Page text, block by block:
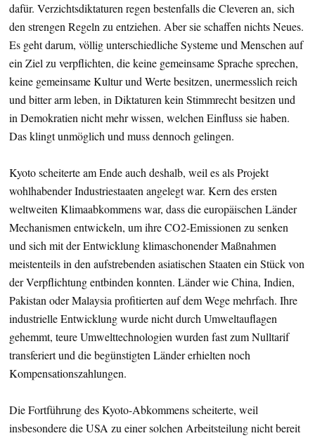
dafür. Verzichtsdiktaturen regen bestenfalls die Cleveren an, sich
den strengen Regeln zu entziehen. Aber sie schaffen nichts Neues.
Es geht darum, völlig unterschiedliche Systeme und Menschen auf
ein Ziel zu verpflichten, die keine gemeinsame Sprache sprechen,
keine gemeinsame Kultur und Werte besitzen, unermesslich reich
und bitter arm leben, in Diktaturen kein Stimmrecht besitzen und
in Demokratien nicht mehr wissen, welchen Einfluss sie haben.
Das klingt unmöglich und muss dennoch gelingen.
Kyoto scheiterte am Ende auch deshalb, weil es als Projekt
wohlhabender Industriestaaten angelegt war. Kern des ersten
weltweiten Klimaabkommens war, dass die europäischen Länder
Mechanismen entwickeln, um ihre CO2-Emissionen zu senken
und sich mit der Entwicklung klimaschonender Maßnahmen
meistenteils in den aufstrebenden asiatischen Staaten ein Stück von
der Verpflichtung entbinden konnten. Länder wie China, Indien,
Pakistan oder Malaysia profitierten auf dem Wege mehrfach. Ihre
industrielle Entwicklung wurde nicht durch Umweltauflagen
gehemmt, teure Umwelttechnologien wurden fast zum Nulltarif
transferiert und die begünstigten Länder erhielten noch
Kompensationszahlungen.
Die Fortführung des Kyoto-Abkommens scheiterte, weil
insbesondere die USA zu einer solchen Arbeitsteilung nicht bereit